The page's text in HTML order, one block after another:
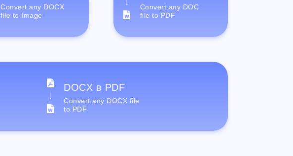
Convert any DOCX
file to Image
Convert any DOC
file to PDF
DOCX в PDF
Convert any DOCX file
to PDF